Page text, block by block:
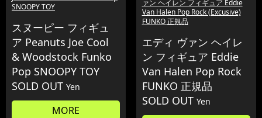
SNOOPY TOY
スヌーピー フィギュ
ア Peanuts Joe Cool
& Woodstock Funko
Pop SNOOPY TOY
SOLD OUT Yen
MORE
ァン ヘイレン フィギュア Eddie
Van Halen Pop Rock (Excusive)
FUNKO 正規品
エディ ヴァン ヘイレ
ン フィギュア Eddie
Van Halen Pop Rock
FUNKO 正規品
SOLD OUT Yen